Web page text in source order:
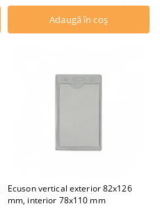
Ecuson vertical exterior 82x126
mm, interior 78x110 mm